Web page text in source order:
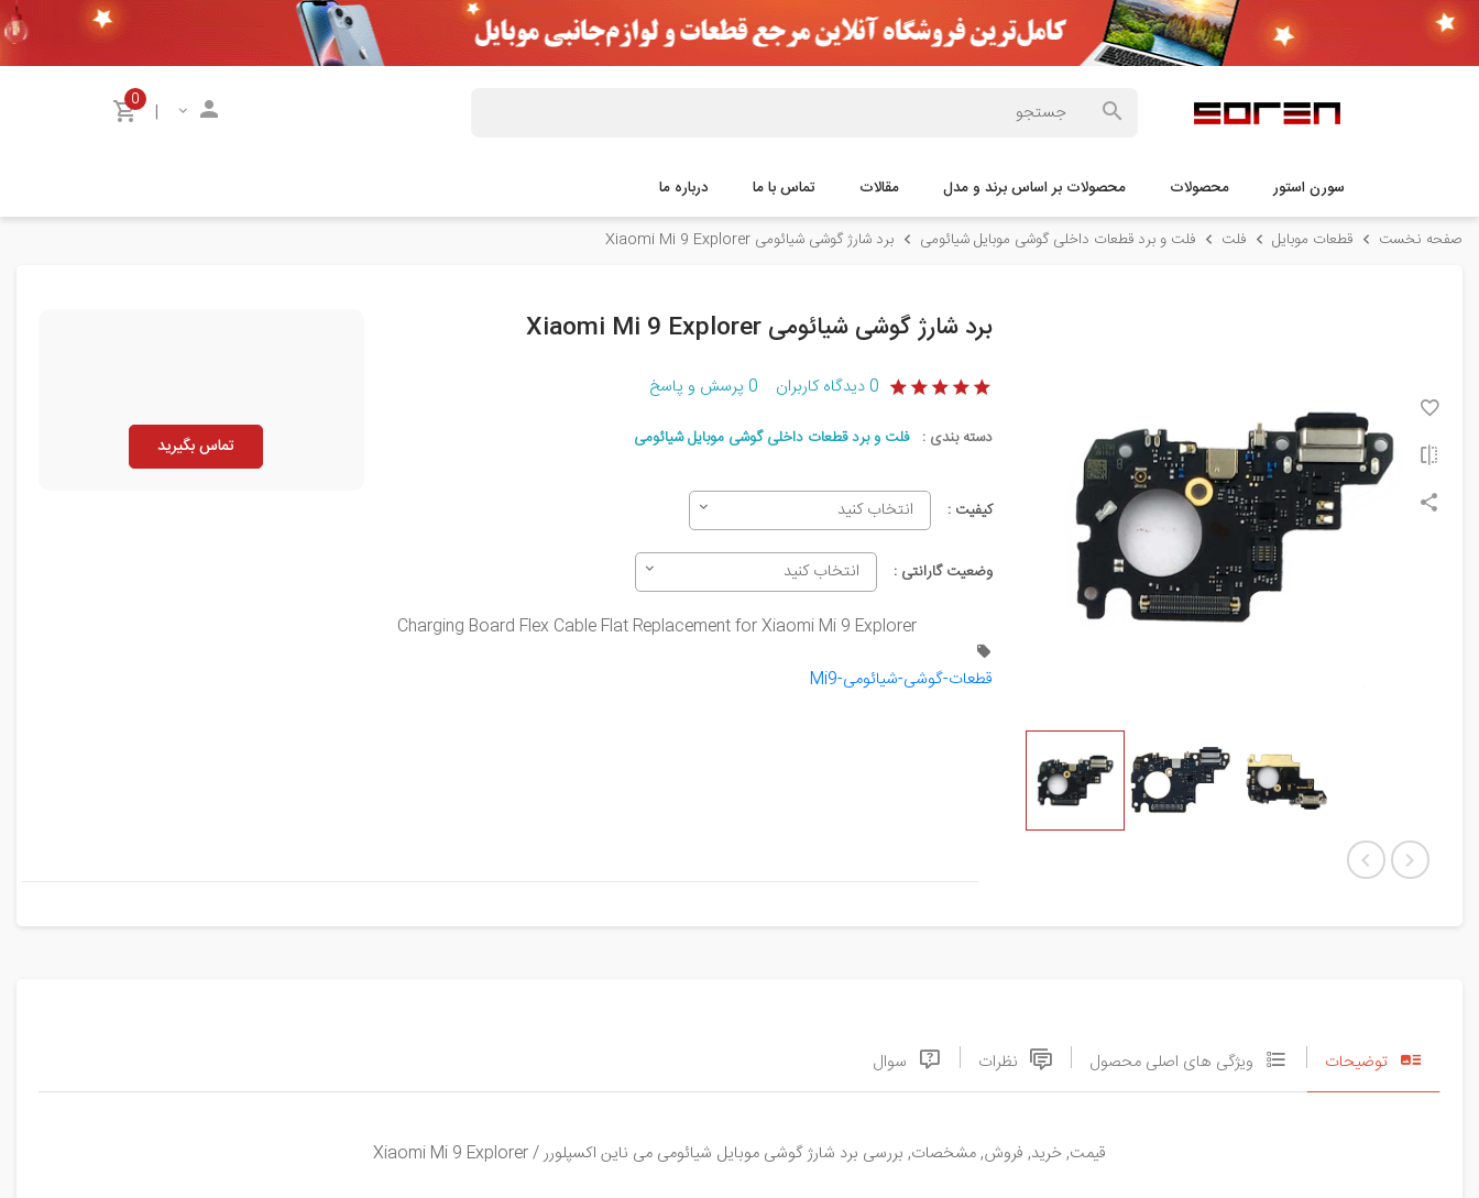
|
0
سورن استور محصولات محصولات بر اساس برند و مدل مقالات تماس با ما درباره ما
صفحه نخست قطعات موبایل فلت فلت و برد قطعات داخلی گوشی موبایل شیائومی برد شارژ گوشی شیائومی Xiaomi Mi 9 Explorer
برد شارژ گوشی شیائومی Xiaomi Mi 9 Explorer
0دیدگاه کاربران 0 پرسش و پاسخ
دسته بندی : فلت و برد قطعات داخلی گوشی موبایل شیائومی
کیفیت : انتخاب کنید
وضعیت گارانتی : انتخاب کنید
Charging Board Flex Cable Flat Replacement for Xiaomi Mi 9 Explorer
قطعات-گوشی-شیائومی-Mi9​
تماس بگیرید
توضیحات ویژگی های اصلی محصول نظرات سوال
قیمت, خرید, فروش, مشخصات, بررسی برد شارژ گوشی موبایل شیائومی می ناین اکسپلورر / Xiaomi Mi 9 Explorer